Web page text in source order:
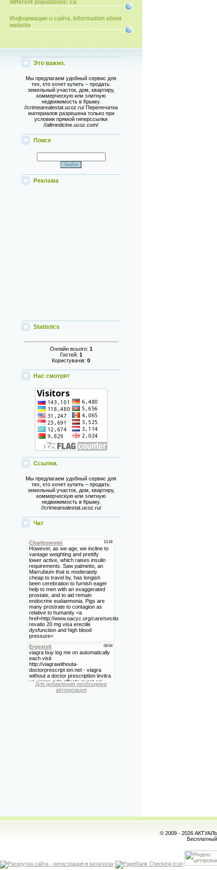
different populations: ca
Информация о сайте. Information about
website
Это важно.
Мы предлагаем удобный сервис для
тех, кто хочет купить – продать:
земельный участок, дом, квартиру,
коммерческую или элитную
недвижимость в Крыму.
//crimearealestat.ucoz.ru/ Перепечатка
материалов разрешена только при
условии прямой гиперссылки
//allmedicine.ucoz.com/
Поиск
Реклама
Statistics
Онлайн всього: 1
Гостей: 1
Користувачів:0
Нас смотрят
Ссылки.
Мы предлагаем удобный сервис для
тех, кто хочет купить – продать:
земельный участок, дом, квартиру,
коммерческую или элитную
недвижимость в Крыму.
//crimearealestat.ucoz.ru/
Чат
Для добавления необходима
авторизация
© 2009 - 2026